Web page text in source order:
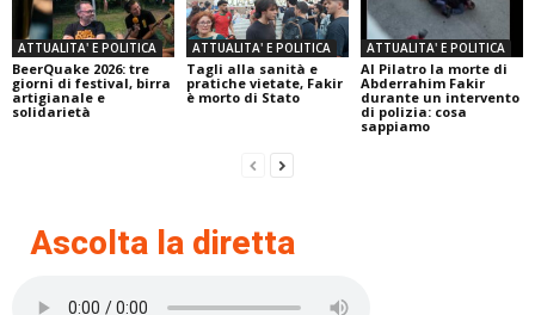
ATTUALITA' E POLITICA
BeerQuake 2026: tre
giorni di festival, birra
artigianale e
solidarietà
ATTUALITA' E POLITICA
Tagli alla sanità e
pratiche vietate, Fakir
è morto di Stato
ATTUALITA' E POLITICA
Al Pilatro la morte di
Abderrahim Fakir
durante un intervento
di polizia: cosa
sappiamo
Ascolta la diretta